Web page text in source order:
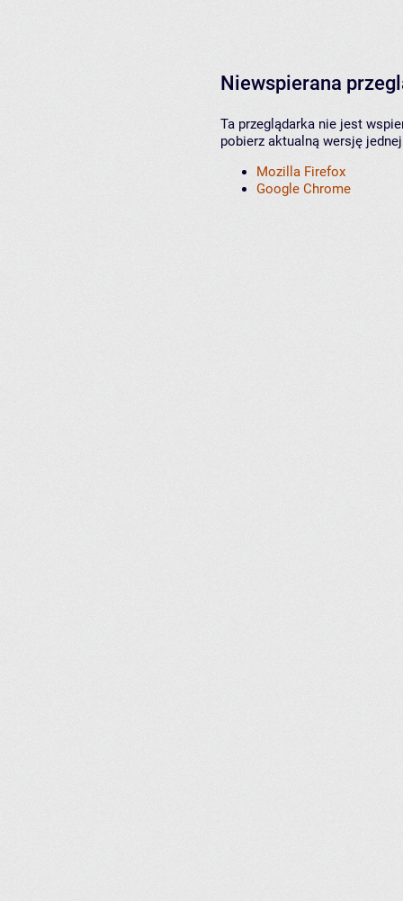
Niewspierana
Ta przeglądarka nie jest
pobierz aktualną wersję
Mozilla Firefox
Google Chrome